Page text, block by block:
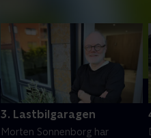
3. Lastbilgaragen
Morten Sonnenborg har